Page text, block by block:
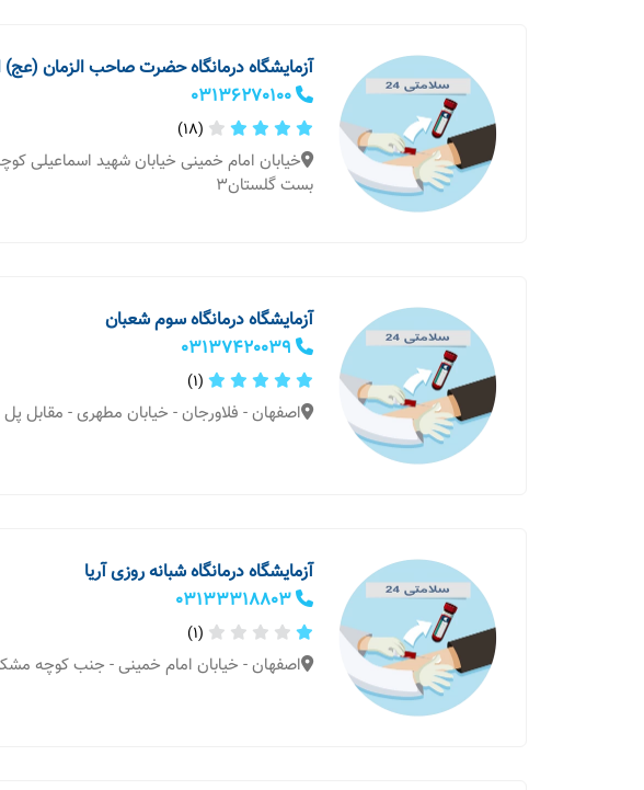
آزمایشگاه درمانگاه حضرت صاحب الزمان
(18)
بست گلستان3
آزمایشگاه درمانگاه سوم شعبان
(1)
اصفهان - فلاورجان - خیابان مطهری - مقابل
آزمایشگاه درمانگاه شبانه روزی آریا
(1)
اصفهان - خیابان امام خمینی - جنب کوچه